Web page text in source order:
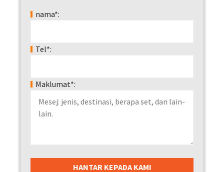
nama*:
Tel*:
Maklumat*: